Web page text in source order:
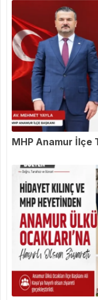
MHP Anamur İlçe